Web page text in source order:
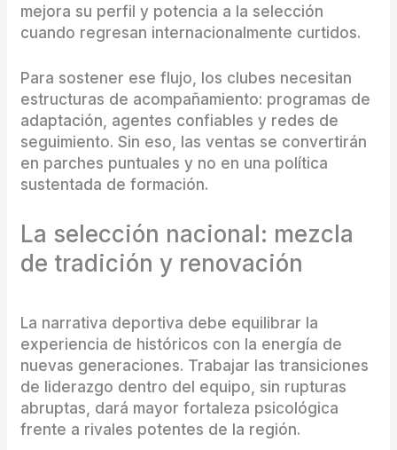
mejora su perfil y potencia a la selección
cuando regresan internacionalmente curtidos.
Para sostener ese flujo, los clubes necesitan
estructuras de acompañamiento: programas de
adaptación, agentes confiables y redes de
seguimiento. Sin eso, las ventas se convertirán
en parches puntuales y no en una política
sustentada de formación.
La selección nacional: mezcla
de tradición y renovación
La narrativa deportiva debe equilibrar la
experiencia de históricos con la energía de
nuevas generaciones. Trabajar las transiciones
de liderazgo dentro del equipo, sin rupturas
abruptas, dará mayor fortaleza psicológica
frente a rivales potentes de la región.